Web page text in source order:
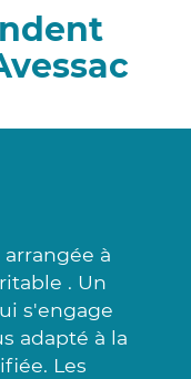
à
. Un
s'engage
adapté à la
Les